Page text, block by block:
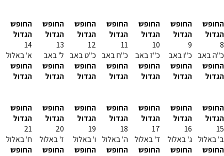
החופש
הגדול
8
כ''ה באב
החופש
הגדול
החופש
הגדול
9
כ''ו באב
החופש
הגדול
החופש
הגדול
10
כ''ז באב
החופש
הגדול
החופש
הגדול
11
כ''ח באב
החופש
הגדול
החופש
הגדול
12
כ''ט באב
החופש
הגדול
החופש
הגדול
13
ל' באב
החופש
הגדול
החופש
הגדול
14
א' באלול
החופש
הגדול
החופש
הגדול
15
ב' באלול
החופש
החופש
הגדול
16
ג' באלול
החופש
החופש
הגדול
17
ד' באלול
החופש
החופש
הגדול
18
ה' באלול
החופש
החופש
הגדול
19
ו' באלול
החופש
החופש
הגדול
20
ז' באלול
החופש
החופש
הגדול
21
ח' באלול
החופש